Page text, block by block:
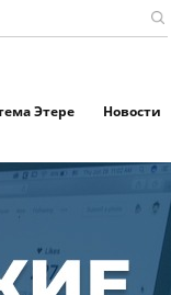
Этере Новости